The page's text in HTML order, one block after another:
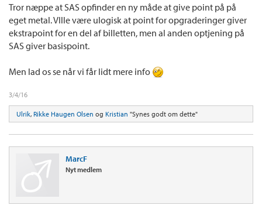
Tror næppe at SAS opfinder en ny måde at give point på på
eget metal. VIlle være ulogisk at point for opgraderinger giver
ekstrapoint for en del af billetten, men al anden optjening på
SAS giver basispoint.
Men lad os se når vi får lidt mere info
3/4/16
Ulrik, Rikke Haugen Olsen og Kristian "Synes godt om dette"
MarcF
Nyt medlem